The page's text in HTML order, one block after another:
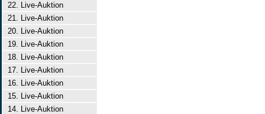
22. Live-Auktion
21. Live-Auktion
20. Live-Auktion
19. Live-Auktion
18. Live-Auktion
17. Live-Auktion
16. Live-Auktion
15. Live-Auktion
14. Live-Auktion